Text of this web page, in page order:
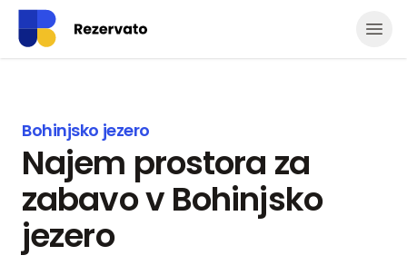
Bohinjsko jezero
Najem prostora za
zabavo v Bohinjsko
jezero